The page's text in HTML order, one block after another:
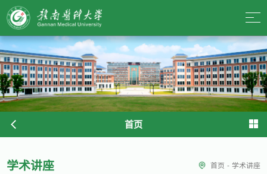
首页
学术讲座 首页 - 学术讲座